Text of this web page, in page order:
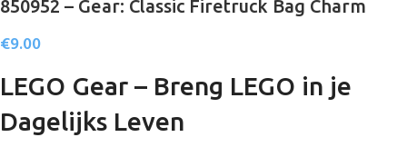
850952 – Gear: Classic Firetruck Bag Charm
€9.00
LEGO Gear – Breng LEGO in je
Dagelijks Leven